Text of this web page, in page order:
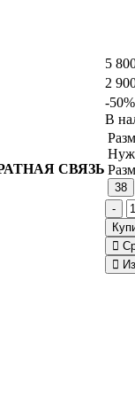
5
2
-50%
В
38
СВЯЗЬ